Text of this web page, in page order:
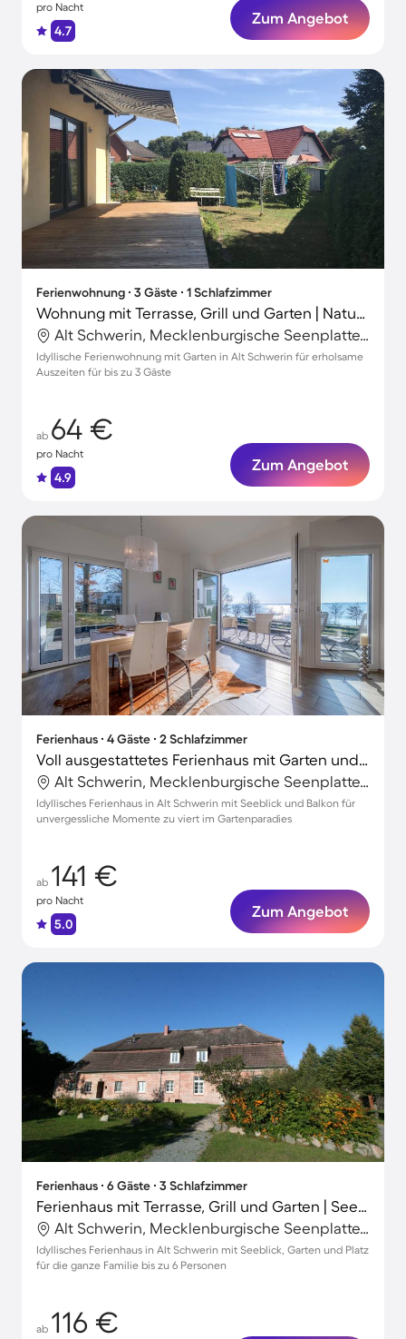
pro Nacht
4.7
Zum Angebot
Ferienwohnung ∙ 3 Gäste ∙ 1 Schlafzimmer
Wohnung mit Terrasse, Grill und Garten | Naturblick
Alt Schwerin, Mecklenburgische Seenplatte, Deutschland
Idyllische Ferienwohnung mit Garten in Alt Schwerin für erholsame
Auszeiten für bis zu 3 Gäste
ab 64 €
pro Nacht
4.9
Zum Angebot
Ferienhaus ∙ 4 Gäste ∙ 2 Schlafzimmer
Voll ausgestattetes Ferienhaus mit Garten und Terrasse | Seeblick
Alt Schwerin, Mecklenburgische Seenplatte, Deutschland
Idyllisches Ferienhaus in Alt Schwerin mit Seeblick und Balkon für
unvergessliche Momente zu viert im Gartenparadies
ab 141 €
pro Nacht
5.0
Zum Angebot
Ferienhaus ∙ 6 Gäste ∙ 3 Schlafzimmer
Ferienhaus mit Terrasse, Grill und Garten | Seeblick
Alt Schwerin, Mecklenburgische Seenplatte, Deutschland
Idyllisches Ferienhaus in Alt Schwerin mit Seeblick, Garten und Platz
für die ganze Familie bis zu 6 Personen
ab 116 €